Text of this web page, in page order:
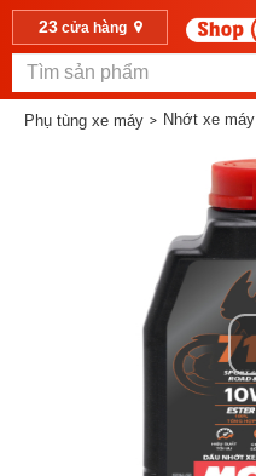
23cửa hàng
Phụ tùng xe máy Nhớt xe máy